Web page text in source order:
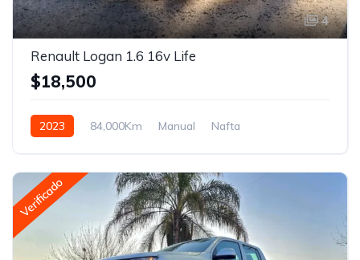
4
Renault Logan 1.6 16v Life
$18,500
2023 84,000Km Manual
Nafta
Verificado